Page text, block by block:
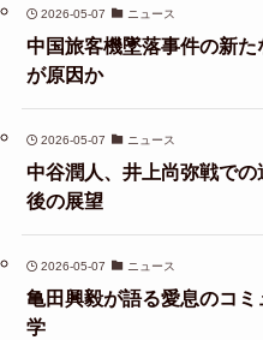
2026-05-07 ニュース
中国旅客機墜落事件の新
が原因か
2026-05-07 ニュース
中谷潤人、井上尚弥戦で
後の展望
2026-05-07 ニュース
亀田興毅が語る愛息のコ
学